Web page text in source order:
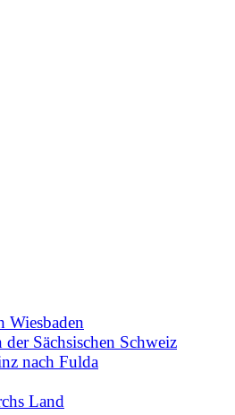
Wiesbaden
Sächsischen Schweiz
nach Fulda
Land